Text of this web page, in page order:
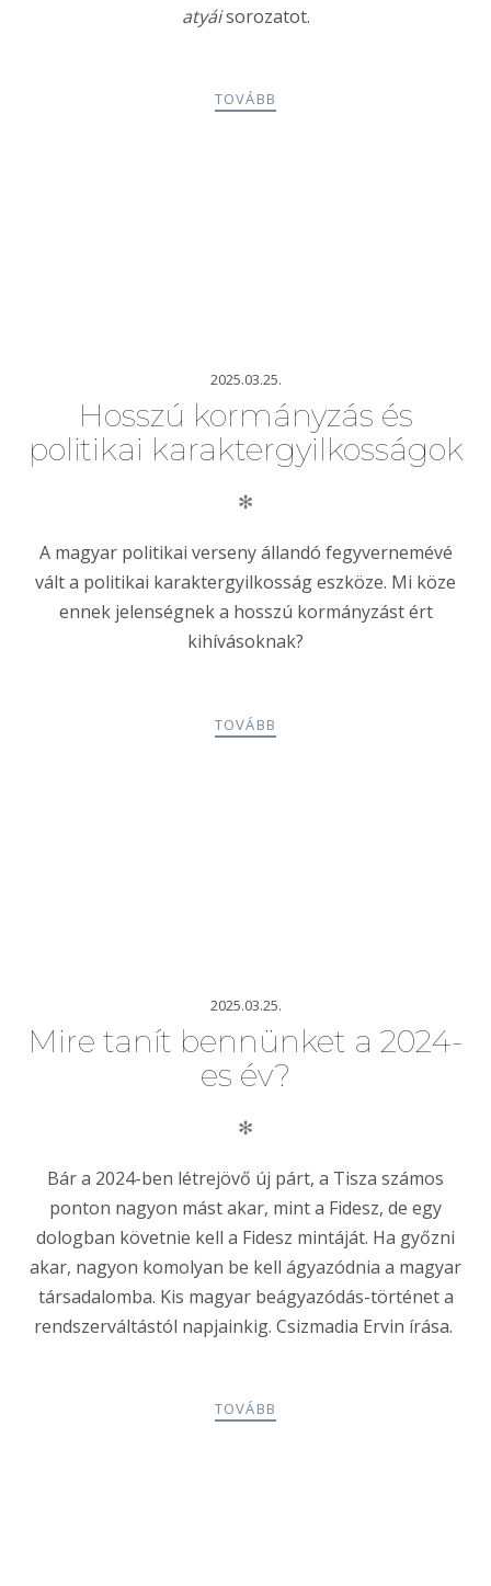
atyáisorozatot.
TOVÁBB
2025.03.25.
Hosszú kormányzás és
politikai karaktergyilkosságok
✻
A magyar politikai verseny állandó fegyvernemévé
vált a politikai karaktergyilkosság eszköze. Mi köze
ennek jelenségnek a hosszú kormányzást ért
kihívásoknak?
TOVÁBB
2025.03.25.
Mire tanít bennünket a 2024-
es év?
✻
Bár a 2024-ben létrejövő új párt, a Tisza számos
ponton nagyon mást akar, mint a Fidesz, de egy
dologban követnie kell a Fidesz mintáját. Ha győzni
akar, nagyon komolyan be kell ágyazódnia a magyar
társadalomba. Kis magyar beágyazódás-történet a
rendszerváltástól napjainkig. Csizmadia Ervin írása.
TOVÁBB